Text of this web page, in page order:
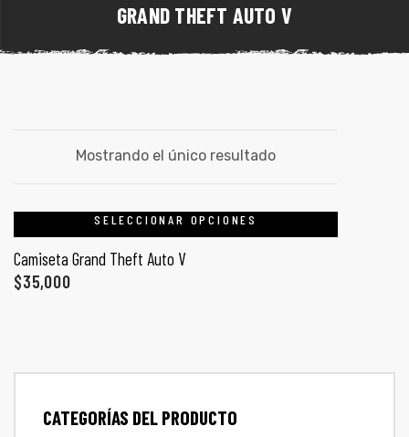
Pines Metálicos Esmaltados
Stickers
Cartas Pokémon Diseños Fan Art
Funko Pop!
PROMO 2X1
SIGUENOS EN REDES
y más.
GRAND THEFT AUTO V
Mostrando el único resultado
SELECCIONAR OPCIONES
Camiseta Grand Theft Auto V
$35,000
CATEGORÍAS DEL PRODUCTO